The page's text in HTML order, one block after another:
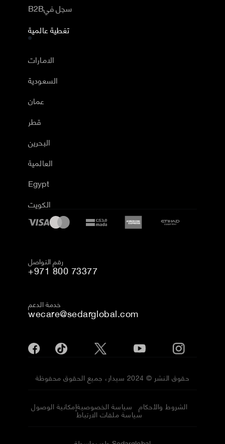
B2Bسجل في
تغطية عالمية
الامارات
السعودية
عمان
قطر
البحرين
العالمية
Egypt
الكويت
رقم التواصل
+971 800 73377
خدمة الدعم
wecare@sedarglobal.com
حقوق النشر © 2024 سيدار، جميع الحقوق محفوظة
إمكانية الوصولسياسة الخصوصية الشروط والأحكام
سياسة ملفات الارتباط